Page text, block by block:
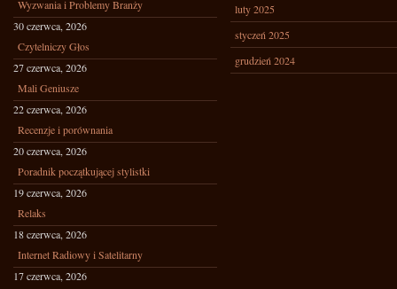
Wyzwania i Problemy Branży
30 czerwca, 2026
Czytelniczy Głos
27 czerwca, 2026
Mali Geniusze
22 czerwca, 2026
Recenzje i porównania
20 czerwca, 2026
Poradnik początkującej stylistki
19 czerwca, 2026
Relaks
18 czerwca, 2026
Internet Radiowy i Satelitarny
17 czerwca, 2026
luty 2025
styczeń 2025
grudzień 2024